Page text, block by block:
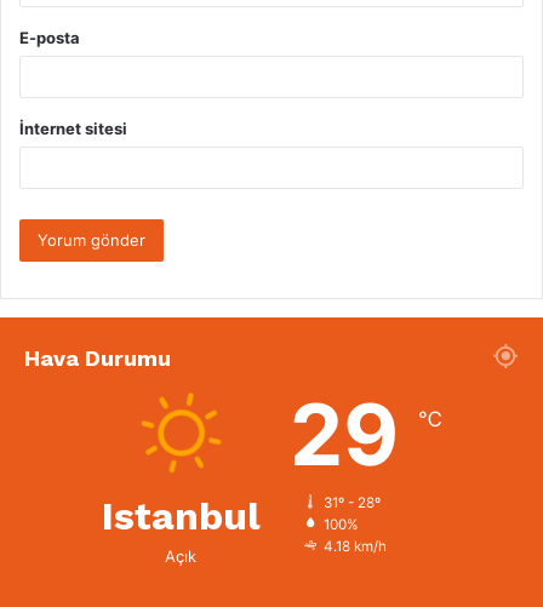
E-posta
İnternet sitesi
Hava Durumu
Istanbul
Açık
29 ℃
31º - 28º
100%
4.18 km/h